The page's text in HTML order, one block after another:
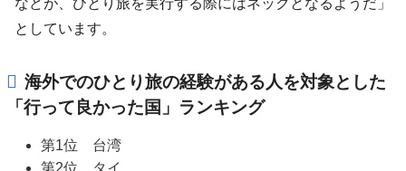
などが、ひとり旅を実行する際にはネックとなるようだ」
としています。
海外でのひとり旅の経験がある人を対象とした
「行って良かった国」ランキング
第1位 台湾